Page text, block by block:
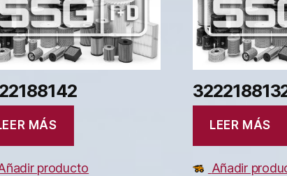
MÁS
producto
LEER MÁS
Añadir